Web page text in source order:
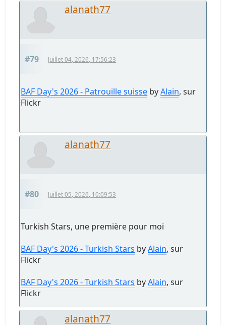
alanath77
#79 Juillet 04, 2026, 17:56:23
BAF Day's 2026 - Patrouille suisse byAlain, sur
Flickr
alanath77
#80 Juillet 05, 2026, 10:09:53
Turkish Stars, une première pour moi
BAF Day's 2026 - Turkish Stars byAlain, sur
Flickr
BAF Day's 2026 - Turkish Stars byAlain, sur
Flickr
alanath77